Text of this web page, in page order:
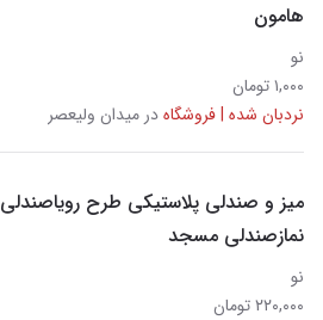
هامون
نو
۱,۰۰۰ تومان
نردبان شده | فروشگاهدر میدان ولیعصر
میز و صندلی پلاستیکی طرح رویاصندلی
نمازصندلی مسجد
نو
۲۲۰,۰۰۰ تومان